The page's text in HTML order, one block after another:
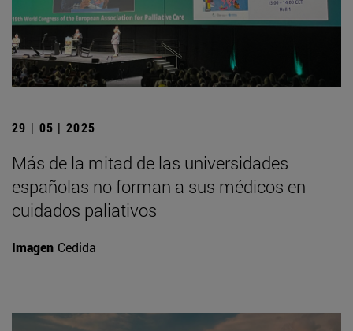
29 | 05 | 2025
Más de la mitad de las universidades
españolas no forman a sus médicos en
cuidados paliativos
Imagen Cedida